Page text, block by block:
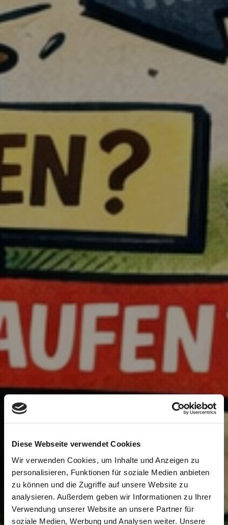
Diese Webseite verwendet Cookies
Wir verwenden Cookies, um Inhalte und Anzeigen zu
personalisieren, Funktionen für soziale Medien anbieten
zu können und die Zugriffe auf unsere Website zu
analysieren. Außerdem geben wir Informationen zu Ihrer
Verwendung unserer Website an unsere Partner für
soziale Medien, Werbung und Analysen weiter. Unsere